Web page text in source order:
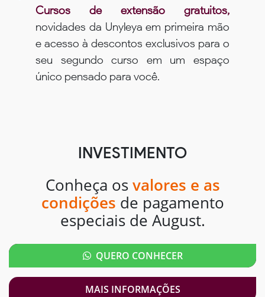
Cursos de extensão gratuitos,
novidades da Unyleya em primeira mão
e acesso à descontos exclusivos para o
seu segundo curso em um espaço
único pensado para você.
INVESTIMENTO
Conheça os valores e as
condições de pagamento
especiais de August.
QUERO CONHECER
MAIS INFORMAÇÕES